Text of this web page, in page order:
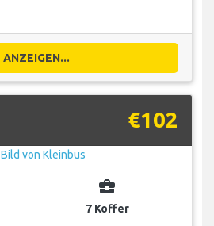
ANZEIGEN...
€102
business_center
7 Koffer